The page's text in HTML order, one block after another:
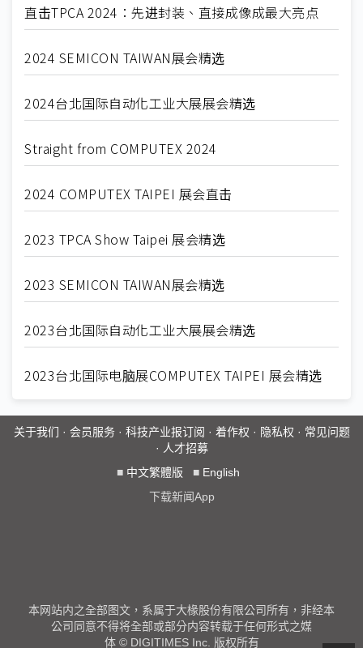
直击TPCA 2024：先进封装、直接成像成最大亮点
2024 SEMICON TAIWAN展会精选
2024台北国际自动化工业大展展会精选
Straight from COMPUTEX 2024
2024 COMPUTEX TAIPEI 展会直击
2023 TPCA Show Taipei 展会精选
2023 SEMICON TAIWAN展会精选
2023台北国际自动化工业大展展会精选
2023台北国际电脑展COMPUTEX TAIPEI 展会精选
关于我们 · 会员服务· 科技产业报订阅 · 着作权 · 隐私权 · 常见问题
· 人才招募
■ 中文繁體版 ■ English
下载新闻App
本网站内之全部图文，系属于大椽股份有限公司所有，非经本
公司同意不得将全部或部分内容转载于任何形式之媒
体 © DIGITIMES Inc. 版权所有